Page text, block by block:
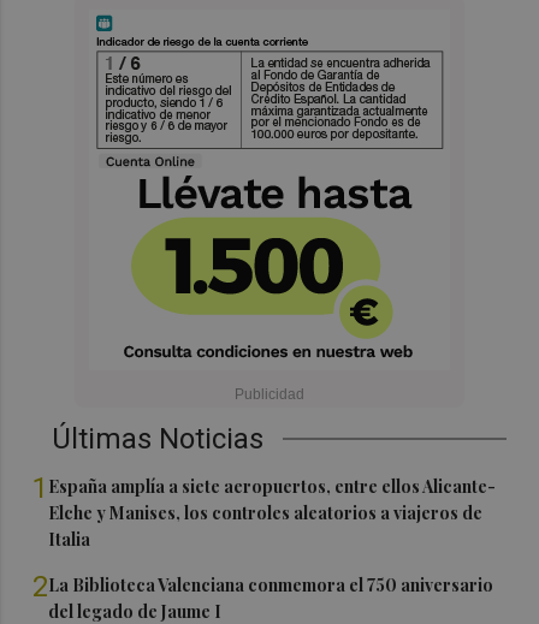
Últimas Noticias
1 España amplía a siete aeropuertos, entre ellos Alicante-
Elche y Manises, los controles aleatorios a viajeros de
Italia
2La Biblioteca Valenciana conmemora el 750 aniversario
del legado de Jaume I